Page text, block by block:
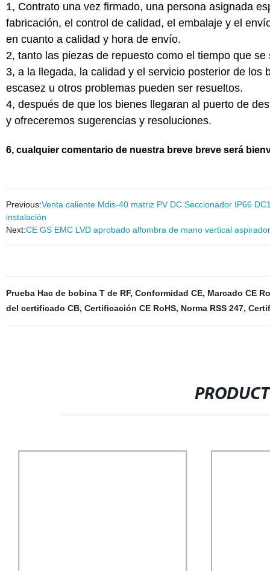
1, Contrato una vez firmado, una persona asignada
fabricación, el control de calidad, el embalaje y el
en cuanto a calidad y hora de envío.
2, tanto las piezas de repuesto como el tiempo que
3, a la llegada, la calidad y el servicio posterior de
escasez u otros problemas pueden ser resueltos.
4, después de que los bienes llegaran al puerto de
y ofreceremos sugerencias y resoluciones.
6, cualquier comentario de nuestra breve breve será
Previous:Venta caliente Mdis-40 matriz PV DC Seccionador IP66
instalación
Next:CE GS EMC LVD aprobado alfombra de mano vertical
Prueba Hac de bobina T de RF, Conformidad CE, Marcado CE
del certificado CB, Certificación CE RoHS, Norma RSS 247,